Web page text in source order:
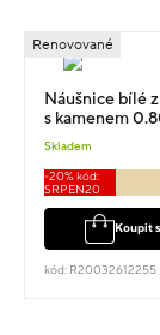
Renovované
Náušnice bílé
s kamenem
Skladem
-20% kód:
SRPEN20
Koupit
kód: R20032612255